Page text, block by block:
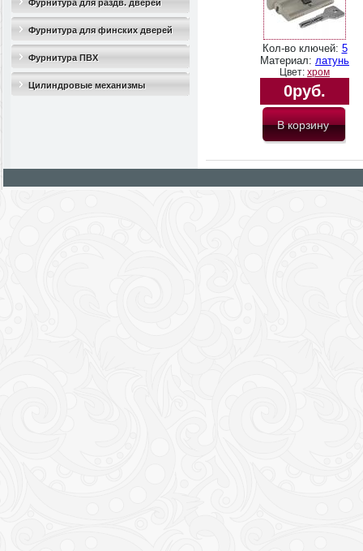
Фурнитура для раздв. дверей
Фурнитура для финских дверей
Фурнитура ПВХ
Цилиндровые механизмы
Кол-во ключей: 5
Материал: латунь
Цвет: хром
0руб.